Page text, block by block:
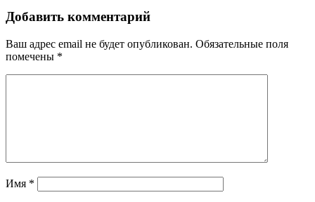
Добавить комментарий
Ваш адрес email не будет опубликован. Обязательные поля
помечены *
Имя *